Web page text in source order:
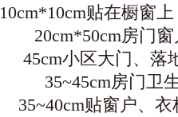
10cm*10cm贴在橱窗
20cm*50cm房门
45cm小区大门、落
35~45cm房门卫
35~40cm贴窗户、衣